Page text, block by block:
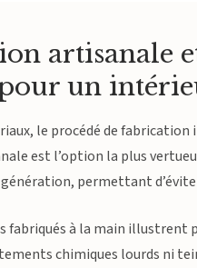
artisanale
un
le procédé de
est l’option la plus
permettant
fabriqués à la main illustrent
chimiques lourds ni